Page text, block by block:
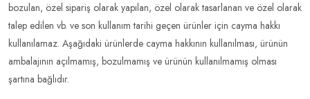
bozulan, özel sipariş olarak yapılan, özel olarak tasarlanan ve özel olarak
talep edilen vb. ve son kullanım tarihi geçen ürünler için cayma hakkı
kullanılamaz. Aşağıdaki ürünlerde cayma hakkının kullanılması, ürünün
ambalajının açılmamış, bozulmamış ve ürünün kullanılmamış olması
şartına bağlıdır.